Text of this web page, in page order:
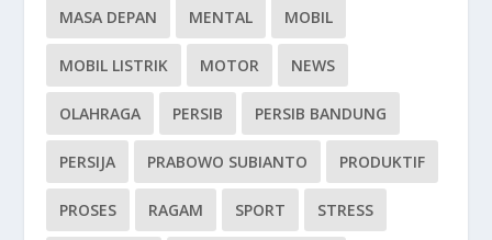
MASA DEPAN MENTAL MOBIL
MOBIL LISTRIK MOTOR NEWS
OLAHRAGA PERSIB PERSIB BANDUNG
PERSIJA PRABOWO SUBIANTO PRODUKTIF
PROSES RAGAM SPORT STRESS